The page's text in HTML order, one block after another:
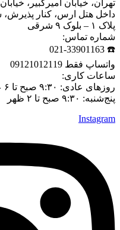
تهران، خیابان امیرکبیر،
داخل هتل ارس، کنار
پلاک ۱ – بلوک ۹ شرقی
شماره تماس:
☎️ 021-33901163
واتساپ فقط 09121012119
ساعات کاری:
روزهای عادی: ۹:۳۰ صبح تا ۶ عصر
پنج‌شنبه: ۹:۳۰ صبح تا ۲ ظهر
Instagram